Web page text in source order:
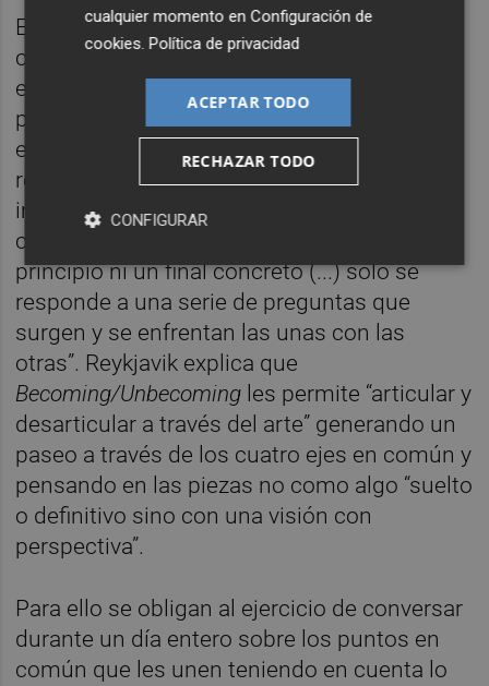
Esta conversación, que nunca fue pensada
como algo privado, queda al descubierto del
espectador a través de la hoja de sala, y
permite comprender los entresijos de esta
exposición inacabada en la que, tal y como
reza el texto, “la relatoría se basa en el
imprevisto, el resultado no tiene ni pies ni
cabeza”, o dicho de otra manera: “No hay un
principio ni un final concreto (...) solo se
responde a una serie de preguntas que
surgen y se enfrentan las unas con las
otras”. Reykjavik explica que
Becoming/Unbecoming les permite “articular y
desarticular a través del arte” generando un
paseo a través de los cuatro ejes en común y
pensando en las piezas no como algo “suelto
o definitivo sino con una visión con
perspectiva”.
Para ello se obligan al ejercicio de conversar
durante un día entero sobre los puntos en
común que les unen teniendo en cuenta lo
cualquier momento enConfiguración de
cookies .Política de privacidad
ACEPTAR TODO
RECHAZAR TODO
CONFIGURAR